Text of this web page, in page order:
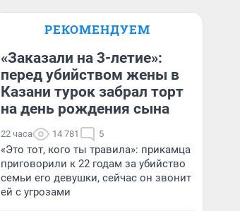
РЕКОМЕНДУЕМ
«Заказали на 3-летие»:
перед убийством жены в
Казани турок забрал торт
на день рождения сына
22 часа 14 781 5
«Это тот, кого ты травила»: прикамца
приговорили к 22 годам за убийство
семьи его девушки, сейчас он звонит
ей с угрозами